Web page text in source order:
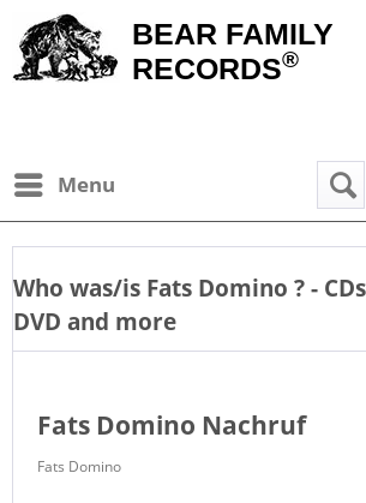
BEAR FAMILY
RECORDS®
Menu
Who was/is Fats Domino ? -
DVD and more
Fats Domino Nachruf
Fats Domino